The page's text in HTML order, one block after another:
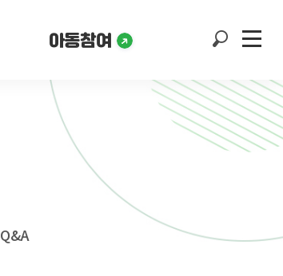
아동참여
Q&A